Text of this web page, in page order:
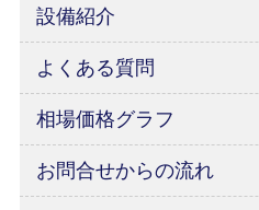
設備紹介
よくある質問
相場価格グラフ
お問合せからの流れ